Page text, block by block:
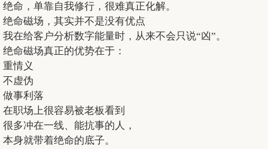
绝命，单靠自我修行，很难真正化解。
绝命磁场，其实并不是没有优点
我在给客户分析数字能量时，从来不会只说“凶”。
绝命磁场真正的优势在于：
重情义
不虚伪
做事利落
在职场上很容易被老板看到
很多冲在一线、能抗事的人，
本身就带着绝命的底子。